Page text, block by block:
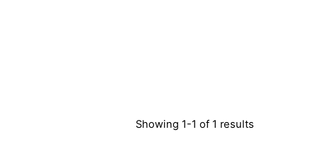
Showing 1-1 of 1 results